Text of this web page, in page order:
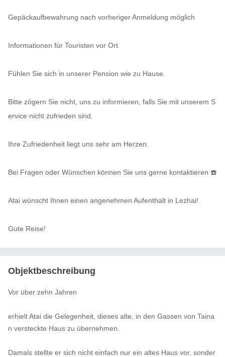
Gepäckaufbewahrung nach vorheriger Anmeldung möglich
Informationen für Touristen vor Ort
Fühlen Sie sich in unserer Pension wie zu Hause.
Bitte zögern Sie nicht, uns zu informieren, falls Sie mit unserem S
ervice nicht zufrieden sind.
Ihre Zufriedenheit liegt uns sehr am Herzen.
Bei Fragen oder Wünschen können Sie uns gerne kontaktieren ☎️
Atai wünscht Ihnen einen angenehmen Aufenthalt in Lezhai!
Gute Reise!
Objektbeschreibung
Vor über zehn Jahren
erhielt Atai die Gelegenheit, dieses alte, in den Gassen von Taina
n versteckte Haus zu übernehmen.
Damals stellte er sich nicht einfach nur ein altes Haus vor, sonder